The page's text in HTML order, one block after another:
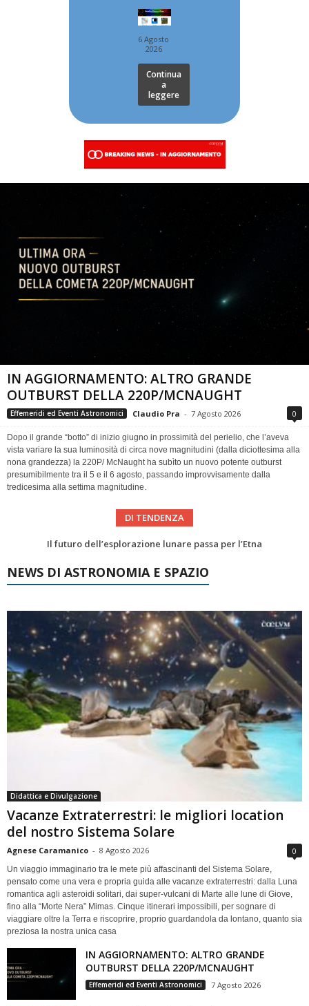
6 Agosto
2026
Continua
a
leggere
IN AGGIORNAMENTO: ALTRO GRANDE
OUTBURST DELLA 220P/MCNAUGHT
Effemeridi ed Eventi Astronomici Claudio Pra - 7 Agosto 2026 0
Dopo il grande “botto” di inizio giugno in prossimità del perielio, che l’aveva
vista variare la sua luminosità di circa nove magnitudini (dalla diciottesima alla
nona grandezza) la 220P/ McNaught ha subìto un nuovo potente outburst
presumibilmente tra il 5 e il 6 agosto, passando improvvisamente dalla
tredicesima alla settima magnitudine.
DI TENDENZA
NEWS DI ASTRONOMIA E SPAZIO
Didattica e Divulgazione
Vacanze Extraterrestri: le migliori location
del nostro Sistema Solare
Agnese Caramanico - 8 Agosto 2026 0
Un viaggio immaginario tra le mete più affascinanti del Sistema Solare,
pensato come una vera e propria guida alle vacanze extraterrestri: dalla Luna
romantica agli asteroidi solitari, dai super-vulcani di Marte alle lune di Giove,
fino alla “Morte Nera” Mimas. Cinque itinerari impossibili, per sognare di
viaggiare oltre la Terra e riscoprire, proprio guardandola da lontano, quanto sia
preziosa la nostra unica casa
IN AGGIORNAMENTO: ALTRO GRANDE
OUTBURST DELLA 220P/MCNAUGHT
Effemeridi ed Eventi Astronomici 7 Agosto 2026